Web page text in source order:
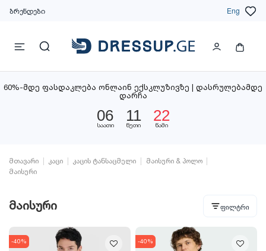
ბრენდები Eng
60%-მდე ფასდაკლება ონლაინ ექსკლუზივზე | დასრულებამდე
დარჩა
06
საათი
11
წუთი
21
წამი
მთავარი კაცი კაცის ტანსაცმელი
მაისური & პოლო
მაისური
მაისური ფილტრი
-40%
-40%